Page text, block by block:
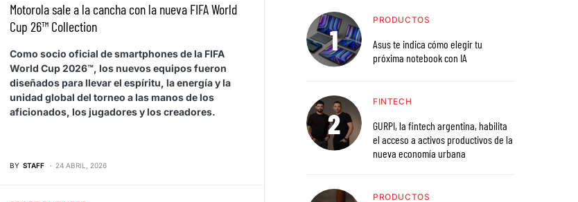
Motorola sale a la cancha con la nueva FIFA World
Cup 26™ Collection
Como socio oficial de smartphones de la FIFA
World Cup 2026™, los nuevos equipos fueron
diseñados para llevar el espíritu, la energía y la
unidad global del torneo a las manos de los
aficionados, los jugadores y los creadores.
BY STAFF 24 ABRIL, 2026
PRODUCTOS
Asus te indica cómo elegir tu
próxima notebook con IA
FINTECH
GURPI, la fintech argentina, habilita
el acceso a activos productivos de la
nueva economía urbana
PRODUCTOS